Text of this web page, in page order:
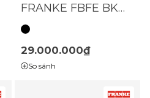
FRANKE FBFE BK
MATT A52
29.000.000₫
So sánh